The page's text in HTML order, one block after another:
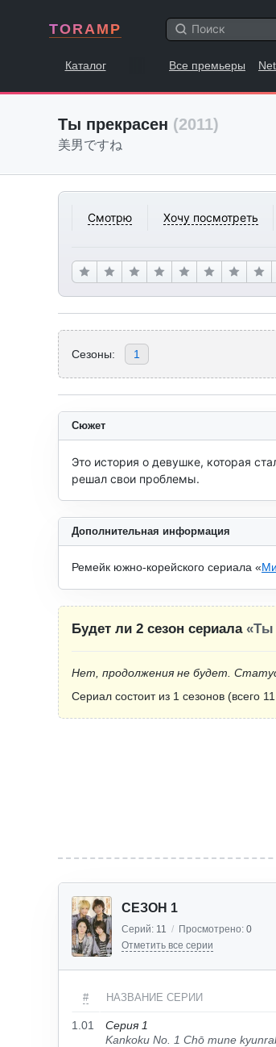
TORAMP
Каталог Все премьеры
Ты прекрасен (2011)
美男ですね
Смотрю Хочу посмотреть
Сезоны: 1
Сюжет
Это история о девушке, которая
решал свои проблемы.
Дополнительная информация
Ремейк южно-корейского сериала «
Будет ли 2 сезон сериала «Ты
Нет, продолжения не будет.
Сериал состоит из 1 сезонов (всего
СЕЗОН 1
Серий: 11 / Просмотрено: 0
Отметить все серии
# НАЗВАНИЕ СЕРИИ
1.01
Серия 1
Kankoku No. 1 Chō mune